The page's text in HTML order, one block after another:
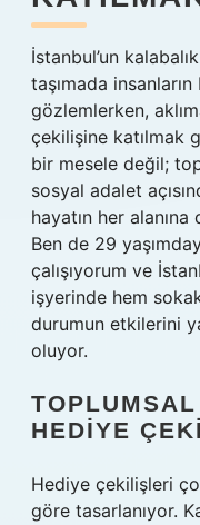
İstanbul’un
taşımada insanların
gözlemlerken,
çekilişine katılmak
bir mesele değil;
sosyal adalet
hayatın her
Ben de 29
çalışıyorum ve
işyerinde hem
durumun etkilerini
oluyor.
HEDIYE
Hediye çekilişleri
göre tasarlanıyor.